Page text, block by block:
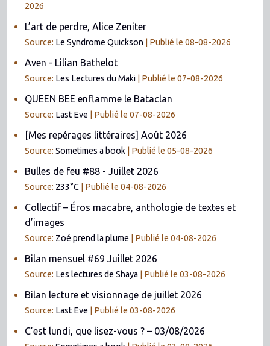
2026
L’art de perdre, Alice Zeniter
Source: Le Syndrome Quickson Publié le 08-08-2026
Aven - Lilian Bathelot
Source: Les Lectures du Maki Publié le 07-08-2026
QUEEN BEE enflamme le Bataclan
Source: Last Eve Publié le 07-08-2026
[Mes repérages littéraires] Août 2026
Source:Sometimes a book Publié le 05-08-2026
Bulles de feu #88 - Juillet 2026
Source: 233°C Publié le 04-08-2026
Collectif – Éros macabre, anthologie de textes et
d’images
Source: Zoé prend la plume Publié le 04-08-2026
Bilan mensuel #69 Juillet 2026
Source: Les lectures de Shaya Publié le 03-08-2026
Bilan lecture et visionnage de juillet 2026
Source: Last Eve Publié le 03-08-2026
C’est lundi, que lisez-vous ? – 03/08/2026